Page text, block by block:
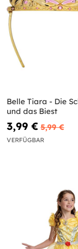
Belle Tiara - Die
und das Biest
3,99 € 5,99 €
VERFÜGBAR